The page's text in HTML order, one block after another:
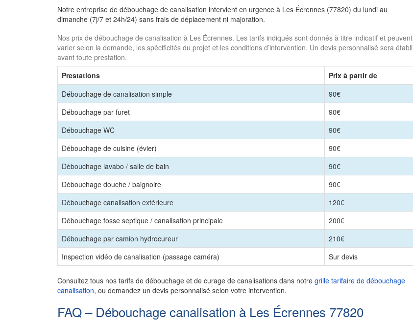
Notre entreprise de débouchage de canalisation intervient en urgence à Les Écrennes (77820) du lundi au
dimanche (7j/7 et 24h/24) sans frais de déplacement ni majoration.
Nos prix de débouchage de canalisation à Les Écrennes. Les tarifs indiqués sont donnés à titre indicatif et peuvent
varier selon la demande, les spécificités du projet et les conditions d’intervention. Un devis personnalisé sera établi
avant toute prestation.
Prestations
Prix à partir de
Débouchage de canalisation simple
90€
Débouchage par furet
90€
Débouchage WC
90€
Débouchage de cuisine (évier)
90€
Débouchage lavabo / salle de bain
90€
Débouchage douche / baignoire
90€
Débouchage canalisation extérieure
120€
Débouchage fosse septique / canalisation principale
200€
Débouchage par camion hydrocureur
210€
Inspection vidéo de canalisation (passage caméra)
Sur devis
Consultez tous nos tarifs de débouchage et de curage de canalisations dans notre grille tarifaire de débouchage
canalisation, ou demandez un devis personnalisé selon votre intervention.
FAQ – Débouchage canalisation à Les Écrennes 77820